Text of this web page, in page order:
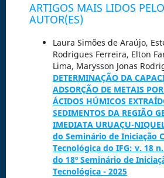
ARTIGOS MAIS LIDOS
AUTOR(ES)
Laura Simões de Araújo,
Rodrigues Ferreira, Elton
Lima, Marysson Jonas
DETERMINAÇÃO DA
ADSORÇÃO DE METAIS
ÁCIDOS HÚMICOS
SEDIMENTOS DA REGIÃO
IMEDIATA URUAÇU-
do Seminário de Iniciação
Tecnológica do IFG: v. 18
do 18º Seminário de
Tecnológica - 2025